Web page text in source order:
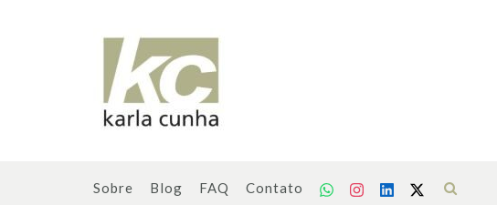
Sobre Blog FAQ Contato